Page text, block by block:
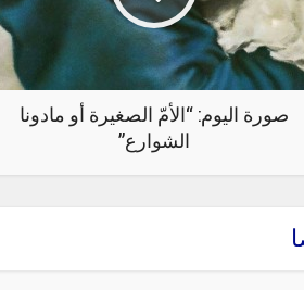
صورة اليوم: “الأمّ الصغيرة أو مادونا
الشوارع”